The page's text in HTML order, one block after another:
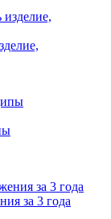
за 3 года